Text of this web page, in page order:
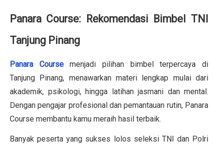
Panara Course: Rekomendasi Bimbel TNI
Tanjung Pinang
Panara Coursemenjadi pilihan bimbel terpercaya di
Tanjung Pinang, menawarkan materi lengkap mulai dari
akademik, psikologi, hingga latihan jasmani dan mental.
Dengan pengajar profesional dan pemantauan rutin, Panara
Course membantu kamu meraih hasil terbaik.
Banyak peserta yang sukses lolos seleksi TNI dan Polri